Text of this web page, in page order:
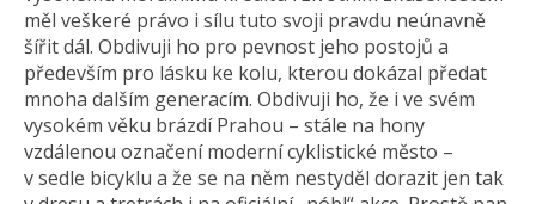
měl veškeré právo i sílu tuto svoji pravdu neúnavně
šířit dál. Obdivuji ho pro pevnost jeho postojů a
především pro lásku ke kolu, kterou dokázal předat
mnoha dalším generacím. Obdivuji ho, že i ve svém
vysokém věku brázdí Prahou – stále na hony
vzdálenou označení moderní cyklistické město –
v sedle bicyklu a že se na něm nestyděl dorazit jen tak